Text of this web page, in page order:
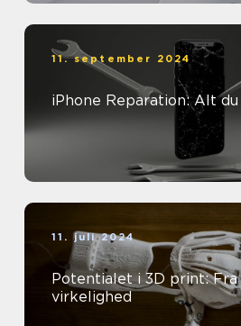
11. september 2024
iPhone Reparation: Alt
11. juli 2024
Potentialet i 3D print:
virkelighed